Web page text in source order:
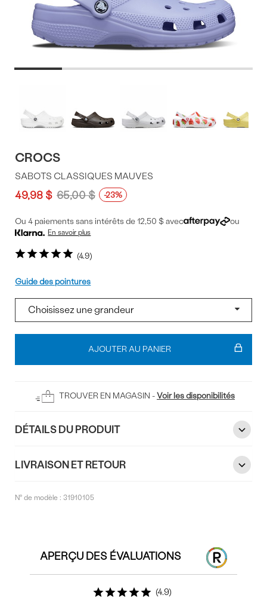
du
produit
couleurs
CROCS
4.9
SABOTS CLASSIQUES MAUVES
49,98 $ 65,00 $ -23%
Ou 4 paiements sans intérêts de 12,50 $ avec ou
En savoir plus
Pointure
Guide des pointures
Ajouter
panier
AJOUTER AU PANIER
TROUVER EN MAGASIN -Voir les disponibilités
DÉTAILS DU PRODUIT
LIVRAISON ET RETOUR
N° de modèle :31910105
APERÇU DES ÉVALUATIONS
4.9